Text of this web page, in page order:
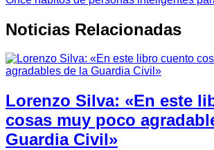
Noticias Relacionadas
Lorenzo Silva: «En este
cosas muy poco
Guardia Civil»